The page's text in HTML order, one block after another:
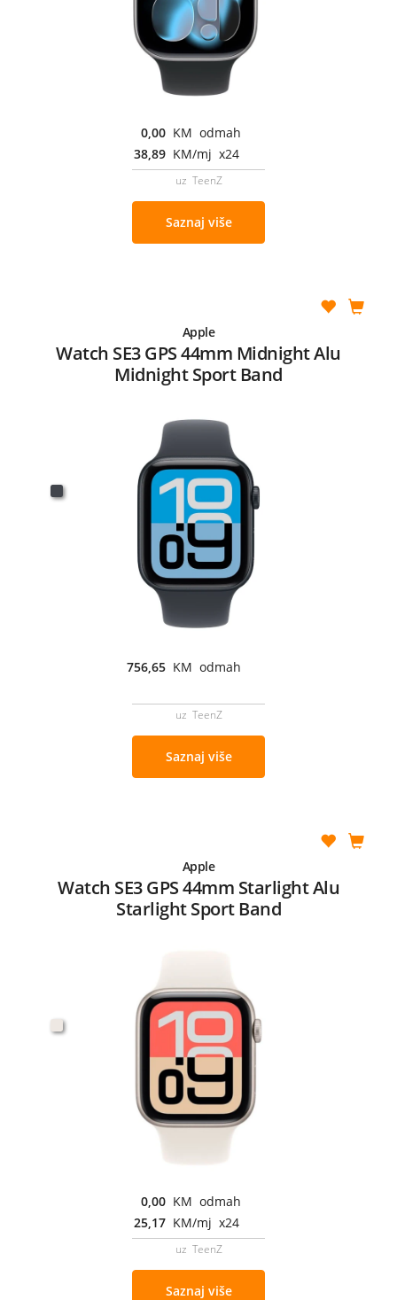
0,00 KM odmah
38,89 KM/mj x24
uz TeenZ
Saznaj više
Apple
Watch SE3 GPS 44mm Midnight Alu
Midnight Sport Band
756,65 KM odmah
uz TeenZ
Saznaj više
Apple
Watch SE3 GPS 44mm Starlight Alu
Starlight Sport Band
0,00 KM odmah
25,17 KM/mj x24
uz TeenZ
Saznaj više